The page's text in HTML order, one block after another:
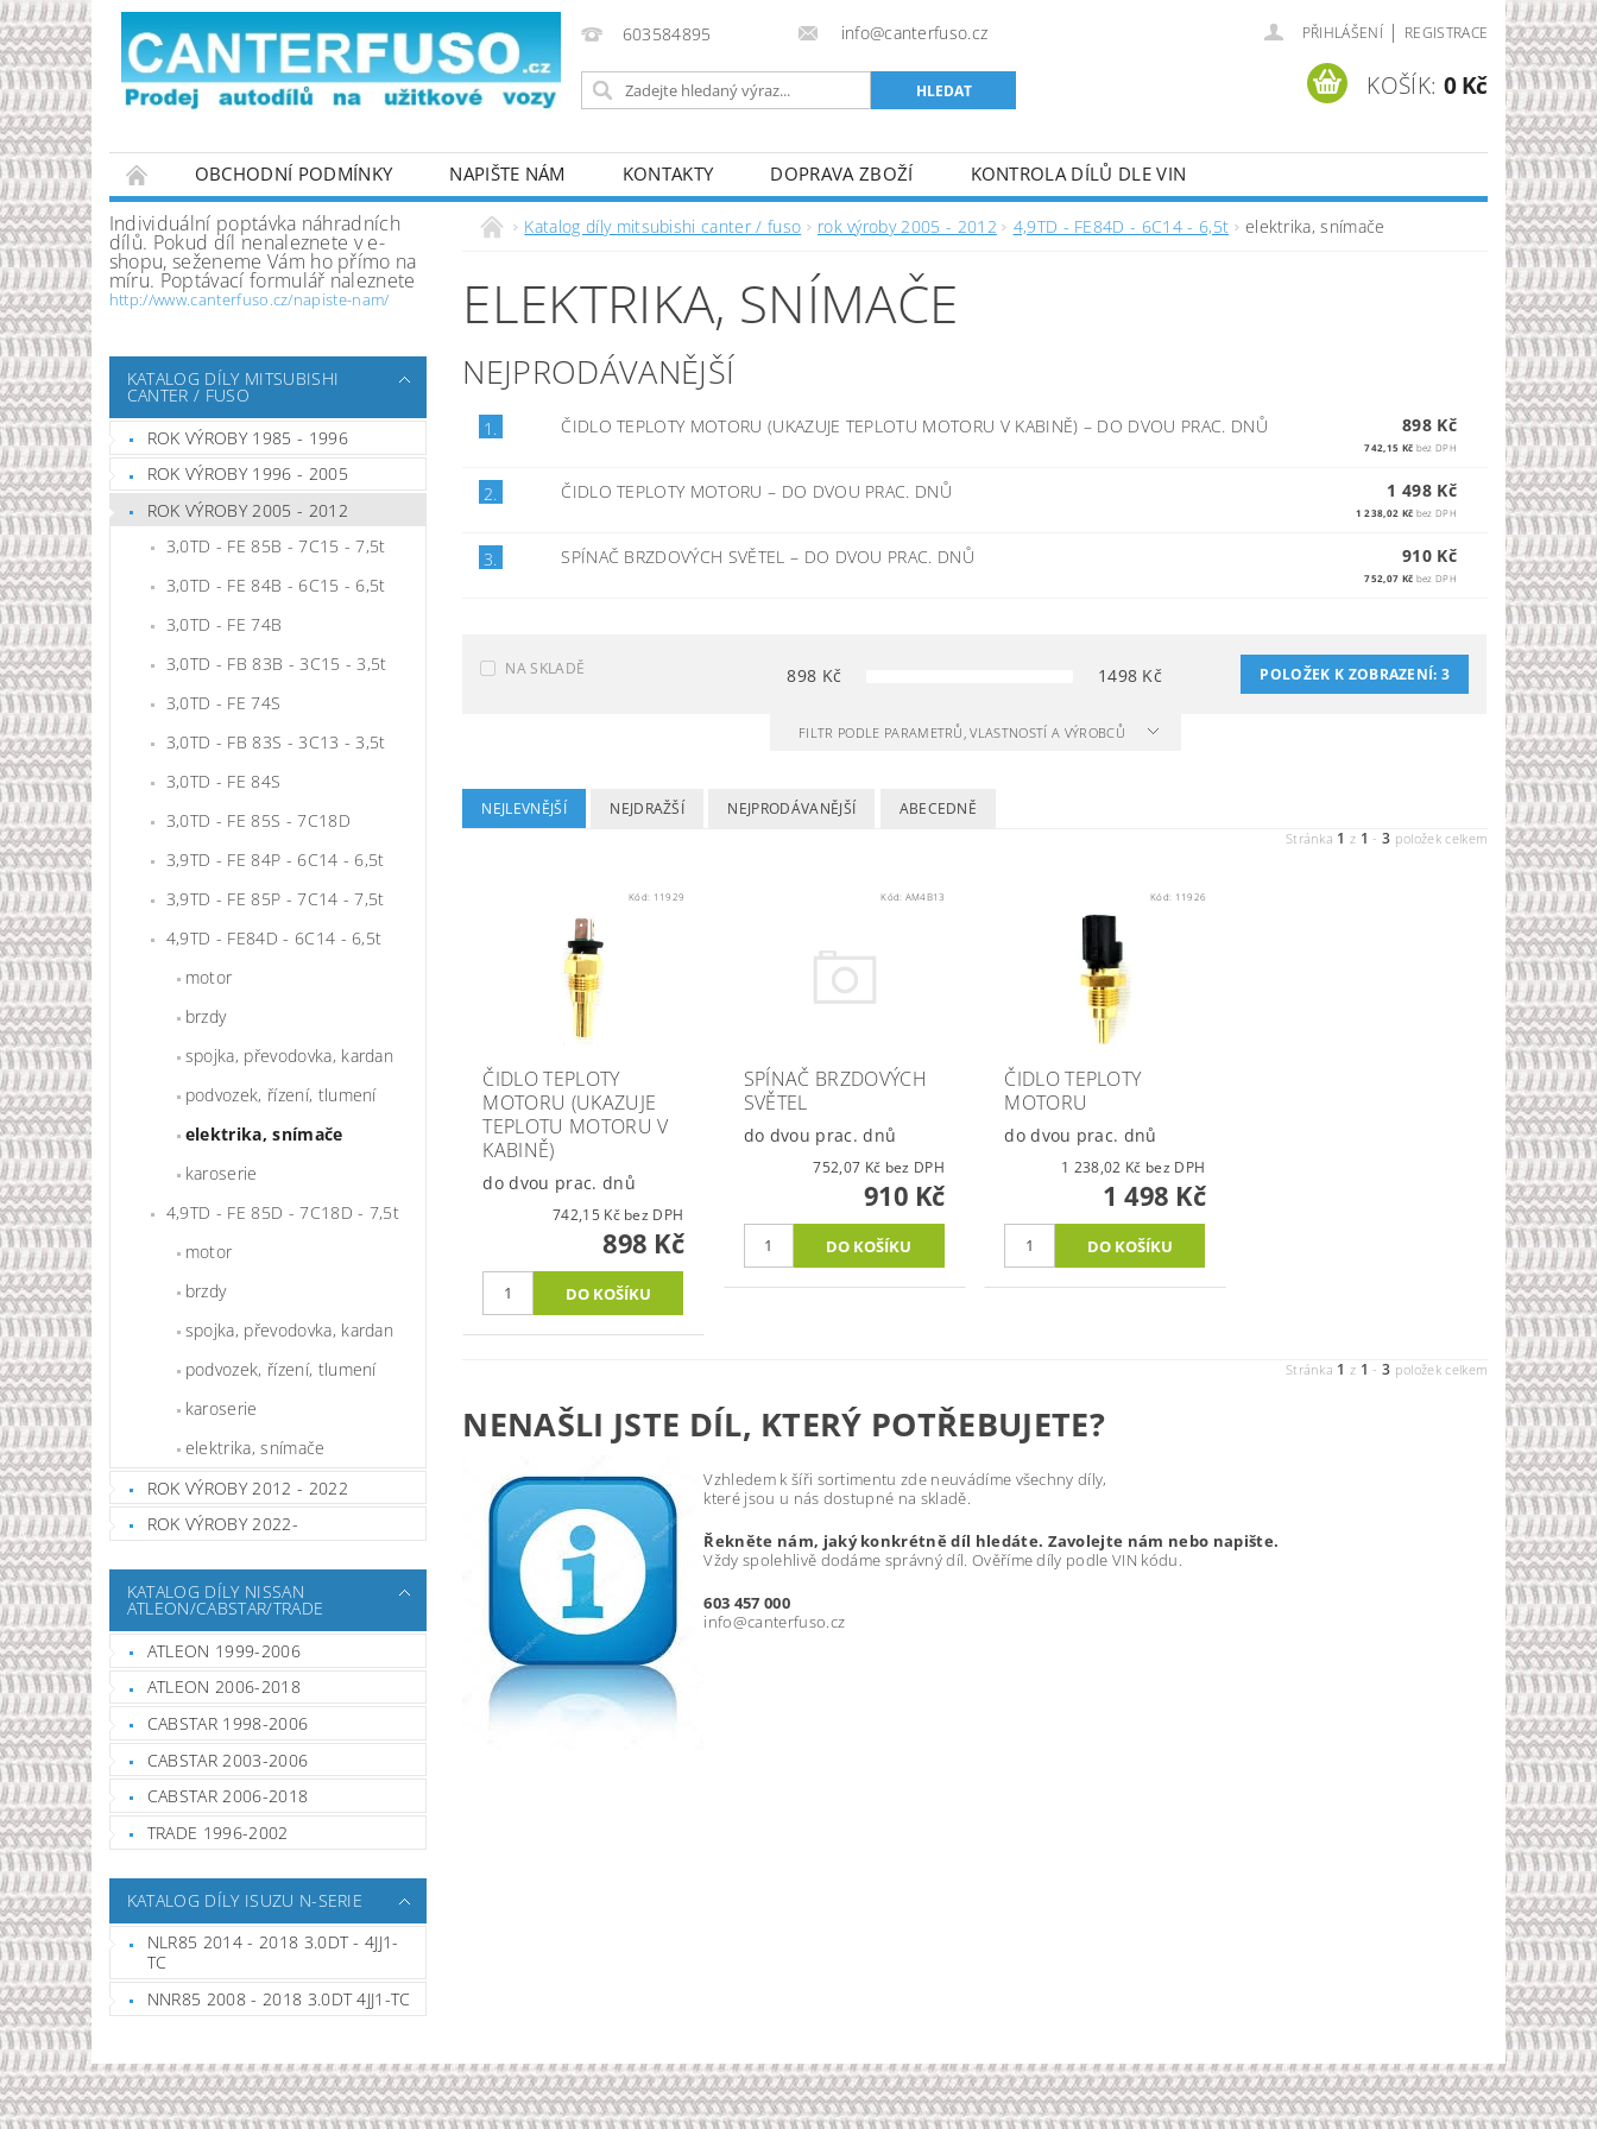
603584895 info@canterfuso.cz PŘIHLÁŠENÍ | REGISTRACE
KOŠÍK: 0 Kč
OBCHODNÍ PODMÍNKY NAPIŠTE NÁM KONTAKTY DOPRAVA ZBOŽÍ
KONTROLA DÍLŮ DLE VIN
PODMÍNKY OCHRANY OSOBNÍCH ÚDAJŮ
Individuální poptávka náhradních
dílů. Pokud díl nenaleznete v e-
shopu, seženeme Vám ho přímo na
míru. Poptávací formulář naleznete
http://www.canterfuso.cz/napiste-nam/
KATALOG DÍLY MITSUBISHI
CANTER / FUSO
ROK VÝROBY 1985 - 1996
ROK VÝROBY 1996 - 2005
ROK VÝROBY 2005 - 2012
3,0TD - FE 85B - 7C15 - 7,5t
3,0TD - FE 84B - 6C15 - 6,5t
3,0TD - FE 74B
3,0TD - FB 83B - 3C15 - 3,5t
3,0TD - FE 74S
3,0TD - FB 83S - 3C13 - 3,5t
3,0TD - FE 84S
3,0TD - FE 85S - 7C18D
3,9TD - FE 84P - 6C14 - 6,5t
3,9TD - FE 85P - 7C14 - 7,5t
4,9TD - FE84D - 6C14 - 6,5t
motor
brzdy
spojka, převodovka, kardan
podvozek, řízení, tlumení
elektrika, snímače
karoserie
4,9TD - FE 85D - 7C18D - 7,5t
motor
brzdy
spojka, převodovka, kardan
podvozek, řízení, tlumení
karoserie
elektrika, snímače
ROK VÝROBY 2012 - 2022
ROK VÝROBY 2022-
KATALOG DÍLY NISSAN
ATLEON/CABSTAR/TRADE
ATLEON 1999-2006
ATLEON 2006-2018
CABSTAR 1998-2006
CABSTAR 2003-2006
CABSTAR 2006-2018
TRADE 1996-2002
KATALOG DÍLY ISUZU N-SERIE
NLR85 2014 - 2018 3.0DT - 4JJ1-
TC
NNR85 2008 - 2018 3.0DT 4JJ1-TC
Katalog díly mitsubishi canter / fuso rok výroby 2005 - 2012 4,9TD - FE84D - 6C14 - 6,5t elektrika, snímače
ELEKTRIKA, SNÍMAČE
NEJPRODÁVANĚJŠÍ
1. ČIDLO TEPLOTY MOTORU (UKAZUJE TEPLOTU MOTORU V KABINĚ) – DO DVOU PRAC. DNŮ 898 Kč
742,15 Kč bez DPH
2. ČIDLO TEPLOTY MOTORU – DO DVOU PRAC. DNŮ 1 498 Kč
1 238,02 Kč bez DPH
3. SPÍNAČ BRZDOVÝCH SVĚTEL – DO DVOU PRAC. DNŮ 910 Kč
752,07 Kč bez DPH
NA SKLADĚ 898 Kč 1498 Kč POLOŽEK K ZOBRAZENÍ:3
FILTR PODLE PARAMETRŮ, VLASTNOSTÍ A VÝROBCŮ
NEJLEVNĚJŠÍ NEJDRAŽŠÍ NEJPRODÁVANĚJŠÍ ABECEDNĚ
Stránka 1 z 1 -3 položek celkem
Kód: 11929
ČIDLO TEPLOTY
MOTORU (UKAZUJE
TEPLOTU MOTORU V
KABINĚ)
do dvou prac. dnů
742,15 Kč bez DPH
898 Kč
Kód: AM4B13
SPÍNAČ BRZDOVÝCH
SVĚTEL
do dvou prac. dnů
752,07 Kč bez DPH
910 Kč
Kód: 11926
ČIDLO TEPLOTY
MOTORU
do dvou prac. dnů
1 238,02 Kč bez DPH
1 498 Kč
Stránka 1 z 1 -3 položek celkem
NENAŠLI JSTE DÍL, KTERÝ POTŘEBUJETE?
Vzhledem k šíři sortimentu zde neuvádíme všechny díly,
které jsou u nás dostupné na skladě.
Řekněte nám, jaký konkrétně díl hledáte. Zavolejte nám nebo napište.
Vždy spolehlivě dodáme správný díl. Ověříme díly podle VIN kódu.
603 457 000
info@canterfuso.cz